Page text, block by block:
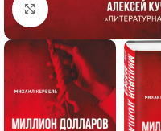
Click to enlarge